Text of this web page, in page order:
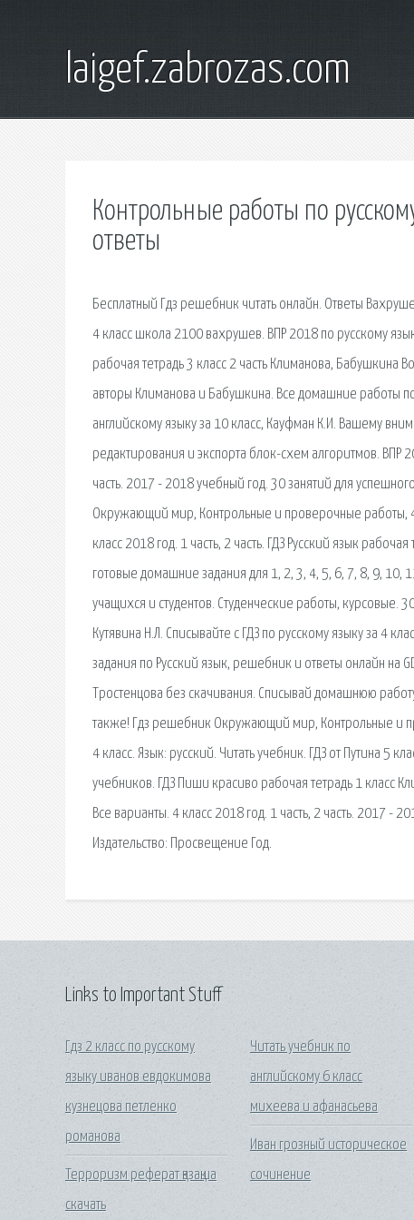
laigef.zabrozas.com
Контрольные работы по
ответы
Бесплатный Гдз решебник читать онлайн. Ответы
4 класс школа 2100 вахрушев. ВПР 2018 по русскому
рабочая тетрадь 3 класс 2 часть Климанова, Бабушкина
авторы Климанова и Бабушкина. Bсe домашние работы
английскому языку за 10 класс, Кауфман К.И. Вашему
редактирования и экспорта блок-схем алгоритмов. ВПР
часть. 2017 - 2018 учебный год. 30 занятий для
Окружающий мир, Контрольные и проверочные работы, 4
класс 2018 год. 1 часть, 2 часть. ГДЗ Русский язык
готовые домашние задания для 1, 2, 3, 4, 5, 6, 7, 8, 9, 10,
учащихся и студентов. Студенческие работы, курсовые.
Кутявина Н.Л. Списывайте с ГДЗ по русскому языку за 4
задания по Русский язык, решебник и ответы онлайн на
Тростенцова без скачивания. Списывай домашнюю
также! Гдз решебник Окружающий мир, Контрольные и
4 класс. Язык: русский. Читать учебник. ГДЗ от Путина
учебников. ГДЗ Пиши красиво рабочая тетрадь 1 класс
Все варианты. 4 класс 2018 год. 1 часть, 2 часть. 2017
Издательство: Просвещение Год.
Links to Important Stuff
Гдз 2 класс по русскому
языку иванов евдокимова
кузнецова петленко
романова
Терроризм реферат қазақша
скачать
Читать учебник по
английскому 6 класс
михеева и афанасьева
Иван грозный историческое
сочинение